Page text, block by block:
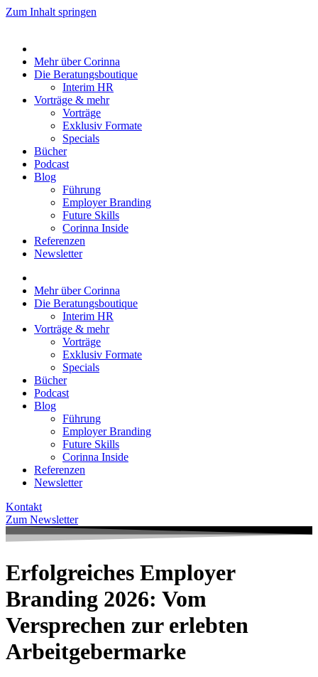
Zum Inhalt springen
Mehr über Corinna
Die Beratungsboutique
Interim HR
Vorträge & mehr
Vorträge
Exklusiv Formate
Specials
Bücher
Podcast
Blog
Führung
Employer Branding
Future Skills
Corinna Inside
Referenzen
Newsletter
Mehr über Corinna
Die Beratungsboutique
Interim HR
Vorträge & mehr
Vorträge
Exklusiv Formate
Specials
Bücher
Podcast
Blog
Führung
Employer Branding
Future Skills
Corinna Inside
Referenzen
Newsletter
Kontakt
Zum Newsletter
Erfolgreiches Employer
Branding 2026: Vom
Versprechen zur erlebten
Arbeitgebermarke